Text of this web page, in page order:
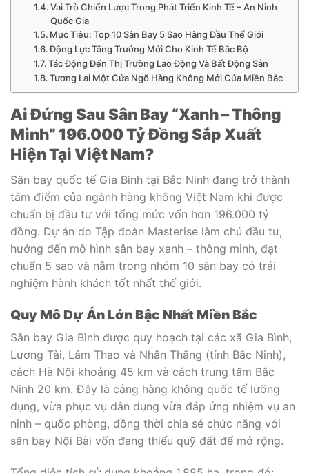
Vai Trò Chiến Lược Trong Phát Triển Kinh Tế – An Ninh
Quốc Gia
Mục Tiêu: Top 10 Sân Bay 5 Sao Hàng Đầu Thế Giới
Động Lực Tăng Trưởng Mới Cho Kinh Tế Bắc Bộ
Tác Động Đến Thị Trường Lao Động Và Bất Động Sản
Tương Lai Một Cửa Ngõ Hàng Không Mới Của Miền Bắc
Ai Đứng Sau Sân Bay “Xanh – Thông
Minh” 196.000 Tỷ Đồng Sắp Xuất
Hiện Tại Việt Nam?
Sân bay quốc tế Gia Bình tại Bắc Ninh đang trở thành
tâm điểm của ngành hàng không Việt Nam khi được
chuẩn bị đầu tư với tổng mức vốn hơn 196.000 tỷ
đồng. Dự án do Tập đoàn Masterise làm chủ đầu tư,
hướng đến mô hình sân bay xanh – thông minh, đạt
chuẩn 5 sao và nằm trong nhóm 10 sân bay có trải
nghiệm hành khách tốt nhất thế giới.
Quy Mô Dự Án Lớn Bậc Nhất Miền Bắc
Sân bay Gia Bình được quy hoạch tại các xã Gia Bình,
Lương Tài, Lâm Thao và Nhân Thắng (tỉnh Bắc Ninh),
cách Hà Nội khoảng 45 km và cách trung tâm Bắc
Ninh 20 km. Đây là cảng hàng không quốc tế lưỡng
dụng, vừa phục vụ dân dụng vừa đáp ứng nhiệm vụ an
ninh – quốc phòng, đồng thời chia sẻ chức năng với
sân bay Nội Bài vốn đang thiếu quỹ đất để mở rộng.